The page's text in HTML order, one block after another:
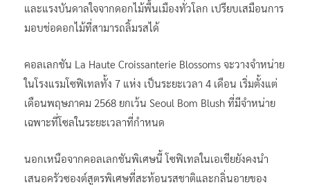
และแรงบันดาลใจจากดอกไม้พื้นเมืองทั่วโลก เปรียบเสมือนการ
มอบช่อดอกไม้ที่สามารถลิ้มรสได้
คอลเลกชัน La Haute Croissanterie Blossoms จะวางจำหน่าย
ในโรงแรมโซฟิเทลทั้ง 7 แห่ง เป็นระยะเวลา 4 เดือน เริ่มตั้งแต่
เดือนพฤษภาคม 2568 ยกเว้น Seoul Bom Blush ที่มีจำหน่าย
เฉพาะที่โซลในระยะเวลาที่กำหนด
นอกเหนือจากคอลเลกชันพิเศษนี้ โซฟิเทลในเอเชียยังคงนำ
เสนอครัวซองต์สูตรพิเศษที่สะท้อนรสชาติและกลิ่นอายของ